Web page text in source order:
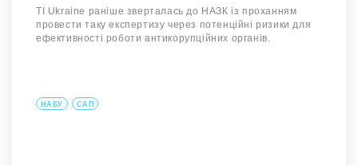
TI Ukraine раніше зверталась до НАЗК із проханням
провести таку експертизу через потенційні ризики для
ефективності роботи антикорупційних органів.
НАБУ САП